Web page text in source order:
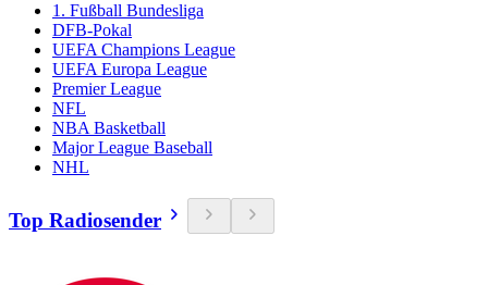
1. Fußball Bundesliga
DFB-Pokal
UEFA Champions League
UEFA Europa League
Premier League
NFL
NBA Basketball
Major League Baseball
NHL
Top Radiosender